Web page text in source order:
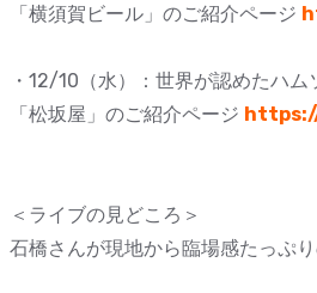
「横須賀ビール」のご紹介ページ
・12/10（水）：世界が認めたハム
「松坂屋」のご紹介ページ
＜ライブの見どころ＞
石橋さんが現地から臨場感たっぷり